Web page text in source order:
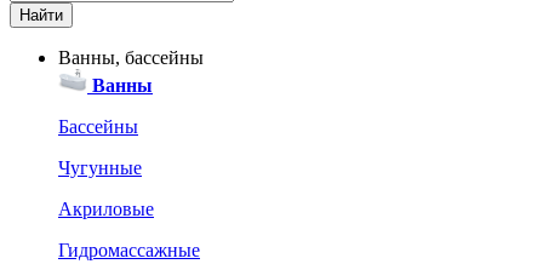
Ванны, бассейны
Ванны
Бассейны
Чугунные
Акриловые
Гидромассажные